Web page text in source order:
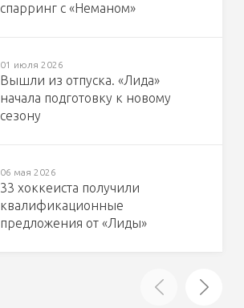
спарринг с «Неманом»
01 июля 2026
Вышли из отпуска. «Лида»
начала подготовку к новому
сезону
06 мая 2026
33 хоккеиста получили
квалификационные
предложения от «Лиды»